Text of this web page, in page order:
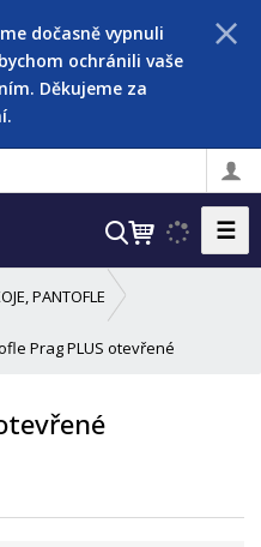
dočasně vypnuli
ochránili vaše
Děkujeme za
V
e
☰
PANTOFLE
Prag PLUS otevřené